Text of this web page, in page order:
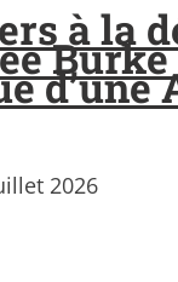
à la
Burke
d’une
2026